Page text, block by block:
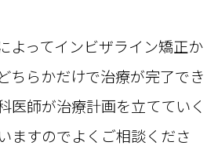
よってインビザライン矯正か
ちらかだけで治療が完了でき
医師が治療計画を立てていく
ますのでよくご相談くださ